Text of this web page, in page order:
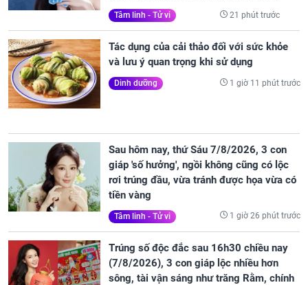
Tâm linh - Tử vi 21 phút trước
Tác dụng của cải thảo đối với sức khỏe
và lưu ý quan trọng khi sử dụng
Dinh dưỡng 1 giờ 11 phút trước
Sau hôm nay, thứ Sáu 7/8/2026, 3 con
giáp 'số hưởng', ngồi không cũng có lộc
rơi trúng đầu, vừa tránh được họa vừa có
tiền vàng
Tâm linh - Tử vi 1 giờ 26 phút trước
Trúng số độc đắc sau 16h30 chiều nay
(7/8/2026), 3 con giáp lộc nhiều hơn
sông, tài vận sáng như trăng Rằm, chính